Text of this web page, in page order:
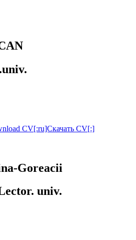
CV[:ru]Скачать CV[:]
Goreacii
univ.